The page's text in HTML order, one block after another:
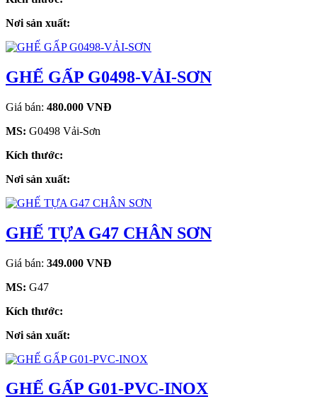
Nơi sản xuất:
GHẾ GẤP G0498-VẢI-SƠN
Giá bán: 480.000 VNĐ
MS: G0498 Vải-Sơn
Kích thước:
Nơi sản xuất:
GHẾ TỰA G47 CHÂN SƠN
Giá bán: 349.000 VNĐ
MS: G47
Kích thước:
Nơi sản xuất:
GHẾ GẤP G01-PVC-INOX